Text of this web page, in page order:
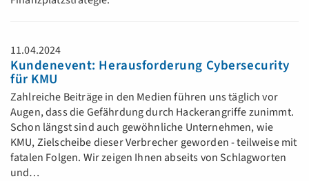
11.04.2024
Kundenevent: Herausforderung Cybersecurity
für KMU
Zahlreiche Beiträge in den Medien führen uns täglich vor
Augen, dass die Gefährdung durch Hackerangriffe zunimmt.
Schon längst sind auch gewöhnliche Unternehmen, wie
KMU, Zielscheibe dieser Verbrecher geworden - teilweise mit
fatalen Folgen. Wir zeigen Ihnen abseits von Schlagworten
und…